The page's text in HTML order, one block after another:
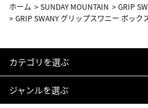
ホーム >SUNDAY MOUNTAIN >GRIP
>GRIP SWANY グリップスワニー ボック
カテゴリを選ぶ
ジャンルを選ぶ